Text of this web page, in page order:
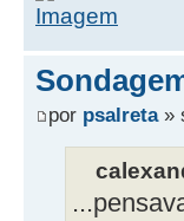
por psalreta»